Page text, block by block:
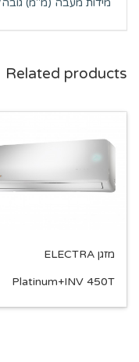
Related products
מזגן ELECTRA
Platinum+INV 450T